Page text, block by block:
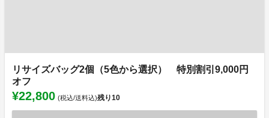
リサイズバッグ2個（5色から選択） 特別割引9,000円
オフ
¥22,800 (税込/送料込)残り10